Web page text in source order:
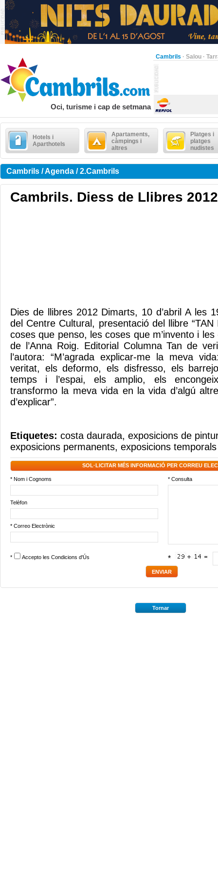
Cambrils · Salou ·
Oci, turisme i cap de setmana
Hotels i
Aparthotels
Apartaments,
càmpings i
altres
Platges i
platges
nudistes
Cambrils / Agenda / 2.Cambrils
Cambrils. Diess de Llibres
Dies de llibres 2012 Dimarts, 10 d’abril A les
del Centre Cultural, presentació del llibre
coses que penso, les coses que m’invento i
de l’Anna Roig. Editorial Columna Tan de
l’autora: “M’agrada explicar-me la meva
veritat, els deformo, els disfresso, els
temps i l’espai, els amplio, els
transformo la meva vida en la vida d’algú
d’explicar”.
Etiquetes: costa daurada, exposicions de
exposicions permanents, exposicions temporals
SOL·LICITAR MÉS INFORMACIÓ PER CORREU
* Nom i Cognoms * Consulta
Telèfon
* Correo Electrònic
* Accepto les Condicions d'Ús *
Tornar